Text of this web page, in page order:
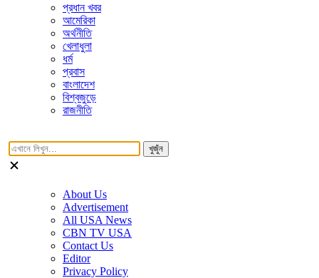
প্রধান খবর
আমেরিকা
অর্থনীতি
খেলাধুলা
ধর্ম
প্রবাস
বাংলাদেশ
বিশ্বজুড়ে
রাজনীতি
খুজুঁন
About Us
Advertisement
All USA News
CBN TV USA
Contact Us
Editor
Privacy Policy